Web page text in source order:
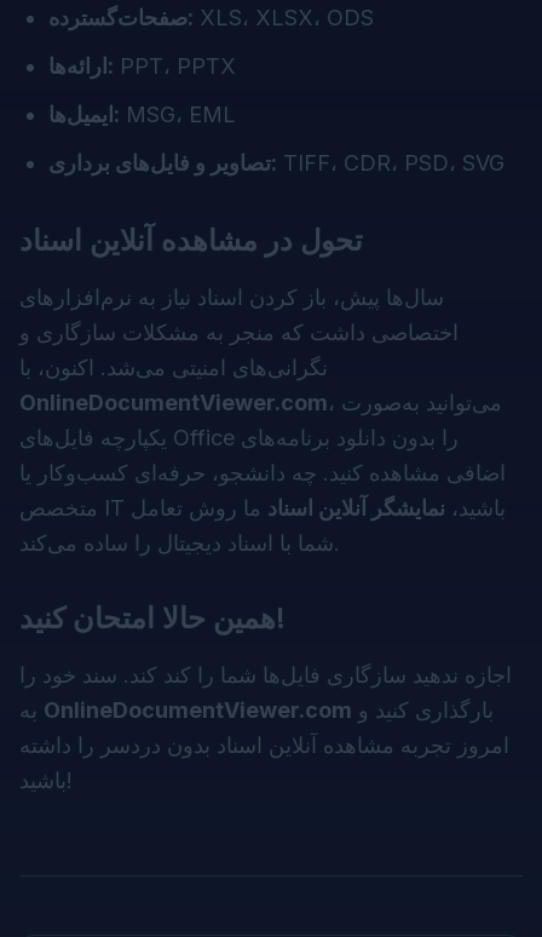
صفحات‌گسترده: XLS، XLSX، ODS
ارائه‌ها: PPT، PPTX
ایمیل‌ها: MSG، EML
تصاویر و فایل‌های برداری: TIFF، CDR، PSD، SVG
تحول در مشاهده آنلاین اسناد
سال‌ها پیش، باز کردن اسناد نیاز به نرم‌افزارهای
اختصاصی داشت که منجر به مشکلات سازگاری و
نگرانی‌های امنیتی می‌شد. اکنون، با
OnlineDocumentViewer.com، می‌توانید به‌صورت
یکپارچه فایل‌های Office را بدون دانلود برنامه‌های
اضافی مشاهده کنید. چه دانشجو، حرفه‌ای کسب‌وکار یا
متخصص IT باشید، نمایشگر آنلاین اسناد ما روش تعامل
شما با اسناد دیجیتال را ساده می‌کند.
همین حالا امتحان کنید!
اجازه ندهید سازگاری فایل‌ها شما را کند کند. سند خود را
OnlineDocumentViewer.com
امروز تجربه مشاهده آنلاین اسناد بدون دردسر را داشته
باشید!